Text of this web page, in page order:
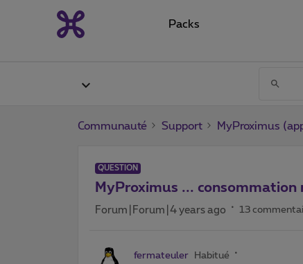
Packs
Communauté Support MyProximus
QUESTION
MyProximus ...
Forum|Forum|4 years ago 13
fermateuler Habitué